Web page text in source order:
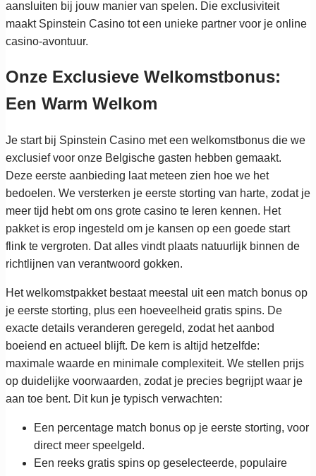
aansluiten bij jouw manier van spelen. Die exclusiviteit
maakt Spinstein Casino tot een unieke partner voor je online
casino-avontuur.
Onze Exclusieve Welkomstbonus:
Een Warm Welkom
Je start bij Spinstein Casino met een welkomstbonus die we
exclusief voor onze Belgische gasten hebben gemaakt.
Deze eerste aanbieding laat meteen zien hoe we het
bedoelen. We versterken je eerste storting van harte, zodat je
meer tijd hebt om ons grote casino te leren kennen. Het
pakket is erop ingesteld om je kansen op een goede start
flink te vergroten. Dat alles vindt plaats natuurlijk binnen de
richtlijnen van verantwoord gokken.
Het welkomstpakket bestaat meestal uit een match bonus op
je eerste storting, plus een hoeveelheid gratis spins. De
exacte details veranderen geregeld, zodat het aanbod
boeiend en actueel blijft. De kern is altijd hetzelfde:
maximale waarde en minimale complexiteit. We stellen prijs
op duidelijke voorwaarden, zodat je precies begrijpt waar je
aan toe bent. Dit kun je typisch verwachten:
Een percentage match bonus op je eerste storting, voor
direct meer speelgeld.
Een reeks gratis spins op geselecteerde, populaire